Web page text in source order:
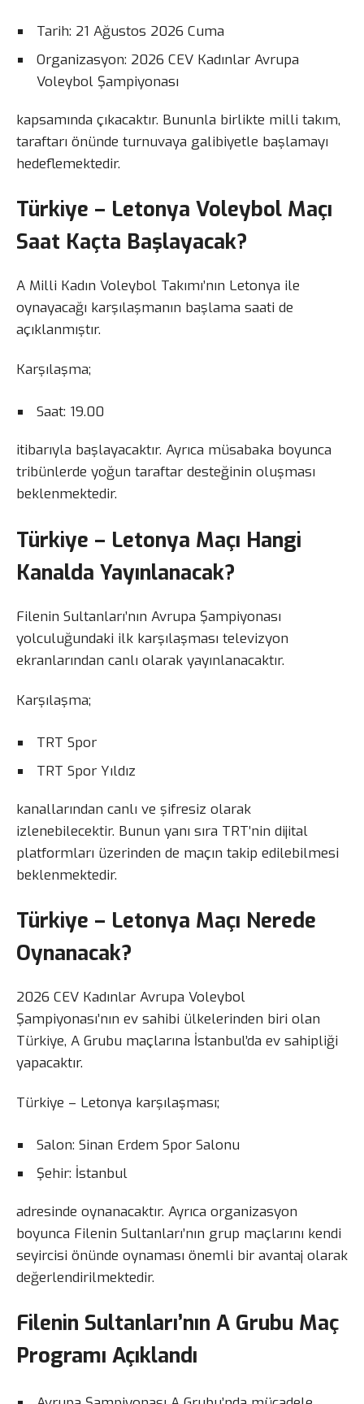
Tarih: 21 Ağustos 2026 Cuma
Organizasyon: 2026 CEV Kadınlar Avrupa
Voleybol Şampiyonası
kapsamında çıkacaktır. Bununla birlikte milli takım,
taraftarı önünde turnuvaya galibiyetle başlamayı
hedeflemektedir.
Türkiye – Letonya Voleybol Maçı
Saat Kaçta Başlayacak?
A Milli Kadın Voleybol Takımı’nın Letonya ile
oynayacağı karşılaşmanın başlama saati de
açıklanmıştır.
Karşılaşma;
Saat: 19.00
itibarıyla başlayacaktır. Ayrıca müsabaka boyunca
tribünlerde yoğun taraftar desteğinin oluşması
beklenmektedir.
Türkiye – Letonya Maçı Hangi
Kanalda Yayınlanacak?
Filenin Sultanları’nın Avrupa Şampiyonası
yolculuğundaki ilk karşılaşması televizyon
ekranlarından canlı olarak yayınlanacaktır.
Karşılaşma;
TRT Spor
TRT Spor Yıldız
kanallarından canlı ve şifresiz olarak
izlenebilecektir. Bunun yanı sıra TRT’nin dijital
platformları üzerinden de maçın takip edilebilmesi
beklenmektedir.
Türkiye – Letonya Maçı Nerede
Oynanacak?
2026 CEV Kadınlar Avrupa Voleybol
Şampiyonası’nın ev sahibi ülkelerinden biri olan
Türkiye, A Grubu maçlarına İstanbul’da ev sahipliği
yapacaktır.
Türkiye – Letonya karşılaşması;
Salon: Sinan Erdem Spor Salonu
Şehir: İstanbul
adresinde oynanacaktır. Ayrıca organizasyon
boyunca Filenin Sultanları’nın grup maçlarını kendi
seyircisi önünde oynaması önemli bir avantaj olarak
değerlendirilmektedir.
Filenin Sultanları’nın A Grubu Maç
Programı Açıklandı